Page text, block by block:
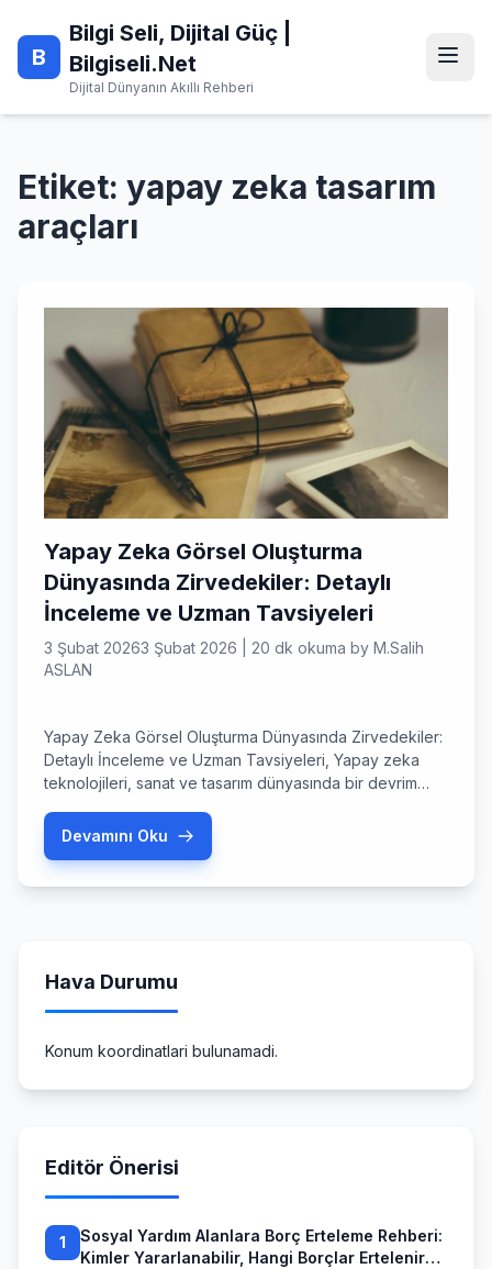
content
B
Bilgi Seli, Dijital Güç |
Bilgiseli.Net
Dijital Dünyanın Akıllı Rehberi
Etiket: yapay zeka tasarım
araçları
Yapay Zeka Görsel Oluşturma
Dünyasında Zirvedekiler: Detaylı
İnceleme ve Uzman Tavsiyeleri
3 Şubat 20263 Şubat 2026 20 dk okuma by M.Salih
ASLAN
Yapay Zeka Görsel Oluşturma Dünyasında Zirvedekiler:
Detaylı İnceleme ve Uzman Tavsiyeleri, Yapay zeka
teknolojileri, sanat ve tasarım dünyasında bir devrim
değiştiren yapay zeka görsel oluşturma araçları,
saniyeler içinde akıllara durgunluk veren görseller
Devamını Oku
Hava Durumu
Konum koordinatlari bulunamadi.
Editör Önerisi
1
Sosyal Yardım Alanlara Borç Erteleme Rehberi:
Kimler Yararlanabilir, Hangi Borçlar Ertelenir